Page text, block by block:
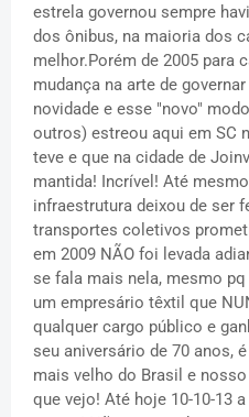
estrela governou sempre
dos ônibus, na maioria dos
melhor.Porém de 2005 para
mudança na arte de
novidade e esse "novo"
outros) estreou aqui em SC
teve e que na cidade de
mantida! Incrível! Até
infraestrutura deixou de ser
transportes coletivos
em 2009 NÃO foi levada
se fala mais nela, mesmo
um empresário têxtil que
qualquer cargo público e
seu aniversário de 70 anos,
mais velho do Brasil e
que vejo! Até hoje 10-10-13